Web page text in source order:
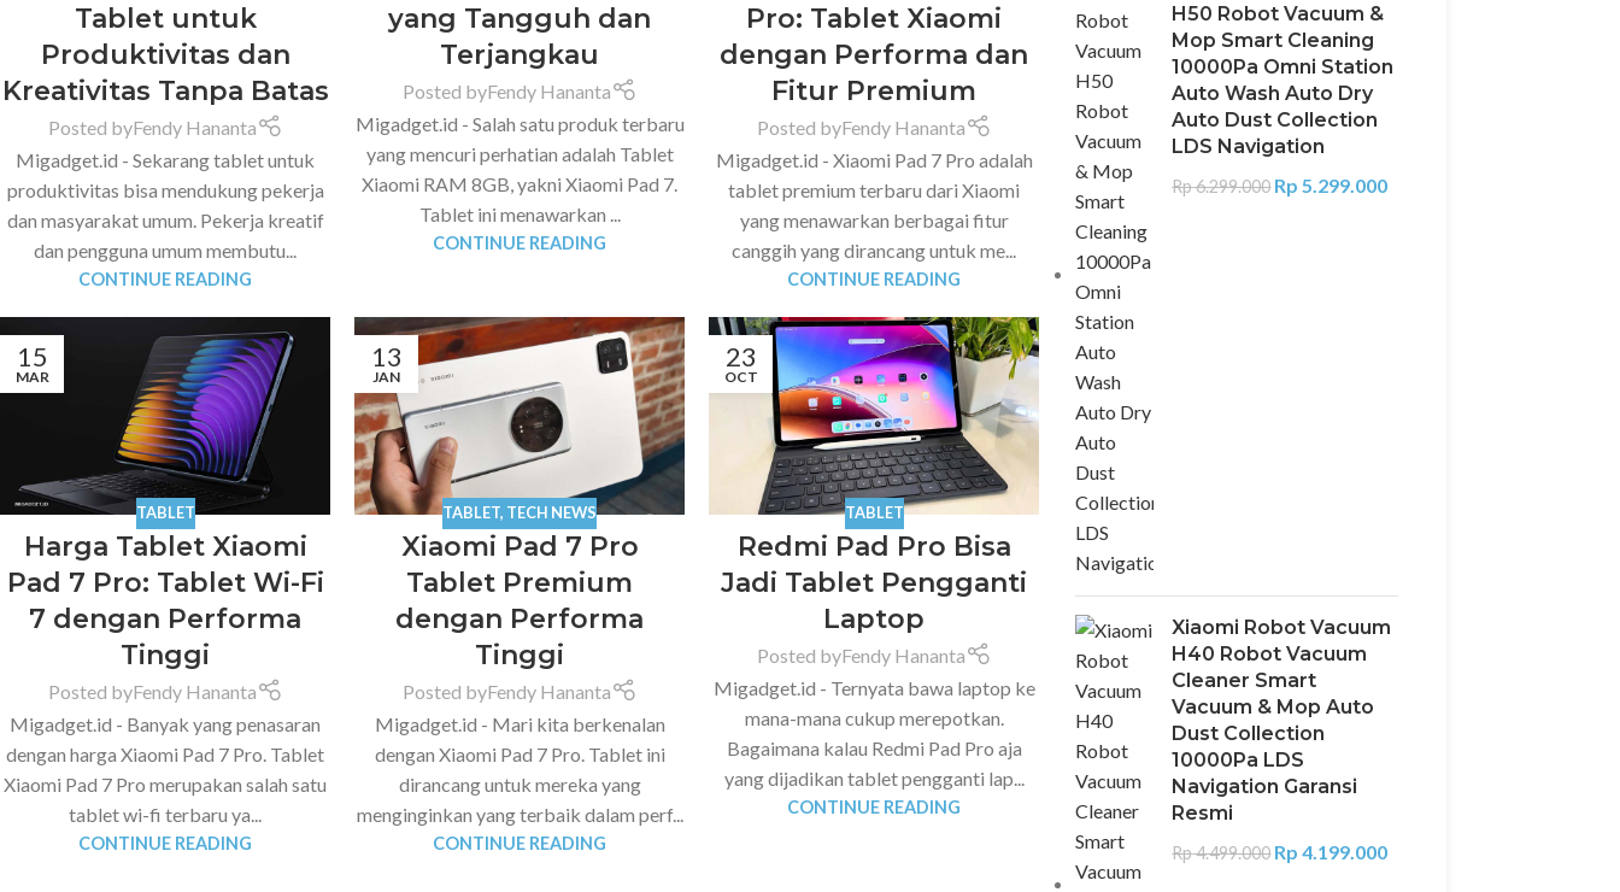
Tablet untuk
Produktivitas dan
Kreativitas Tanpa Batas
Posted byFendy Hananta
Migadget.id - Sekarang tablet untuk
produktivitas bisa mendukung pekerja
dan masyarakat umum. Pekerja kreatif
dan pengguna umum membutu...
CONTINUE READING
yang Tangguh dan
Terjangkau
Posted byFendy Hananta
Migadget.id - Salah satu produk terbaru
yang mencuri perhatian adalah Tablet
Xiaomi RAM 8GB, yakni Xiaomi Pad 7.
Tablet ini menawarkan ...
CONTINUE READING
Pro: Tablet Xiaomi
dengan Performa dan
Fitur Premium
Posted byFendy Hananta
Migadget.id - Xiaomi Pad 7 Pro adalah
tablet premium terbaru dari Xiaomi
yang menawarkan berbagai fitur
canggih yang dirancang untuk me...
CONTINUE READING
15
MAR
TABLET
Harga Tablet Xiaomi
Pad 7 Pro: Tablet Wi-Fi
7 dengan Performa
Tinggi
Posted byFendy Hananta
Migadget.id - Banyak yang penasaran
dengan harga Xiaomi Pad 7 Pro. Tablet
Xiaomi Pad 7 Pro merupakan salah satu
tablet wi-fi terbaru ya...
CONTINUE READING
13
JAN
TABLET, TECH NEWS
Xiaomi Pad 7 Pro
Tablet Premium
dengan Performa
Tinggi
Posted byFendy Hananta
Migadget.id - Mari kita berkenalan
dengan Xiaomi Pad 7 Pro. Tablet ini
dirancang untuk mereka yang
menginginkan yang terbaik dalam perf...
CONTINUE READING
23
OCT
TABLET
Redmi Pad Pro Bisa
Jadi Tablet Pengganti
Laptop
Posted byFendy Hananta
Migadget.id - Ternyata bawa laptop ke
mana-mana cukup merepotkan.
Bagaimana kalau Redmi Pad Pro aja
yang dijadikan tablet pengganti lap...
CONTINUE READING
H50 Robot Vacuum &
Mop Smart Cleaning
10000Pa Omni Station
Auto Wash Auto Dry
Auto Dust Collection
LDS Navigation
Rp6.299.000 Rp 5.299.000
Xiaomi Robot Vacuum
H40 Robot Vacuum
Cleaner Smart
Vacuum & Mop Auto
Dust Collection
10000Pa LDS
Navigation Garansi
Resmi
Rp4.499.000 Rp 4.199.000